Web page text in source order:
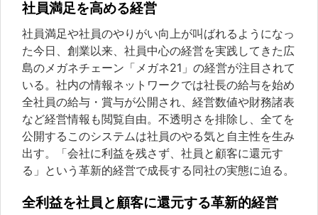
社員満足を高める経営
社員満足や社員のやりがい向上が叫ばれるようになっ
た今日、創業以来、社員中心の経営を実践してきた広
島のメガネチェーン「メガネ21」の経営が注目されて
いる。社内の情報ネットワークでは社長の給与を始め
全社員の給与・賞与が公開され、経営数値や財務諸表
など経営情報も閲覧自由。不透明さを排除し、全てを
公開するこのシステムは社員のやる気と自主性を生み
出す。「会社に利益を残さず、社員と顧客に還元す
る」という革新的経営で成長する同社の実態に迫る。
全利益を社員と顧客に還元する革新的経営